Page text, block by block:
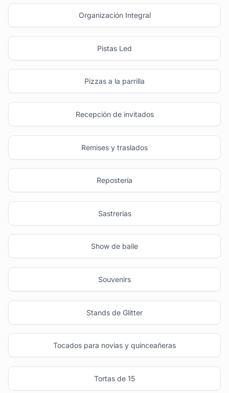
Organización Integral
Pistas Led
Pizzas a la parrilla
Recepción de invitados
Remises y traslados
Repostería
Sastrerias
Show de baile
Souvenirs
Stands de Glitter
Tocados para novias y quinceañeras
Tortas de 15